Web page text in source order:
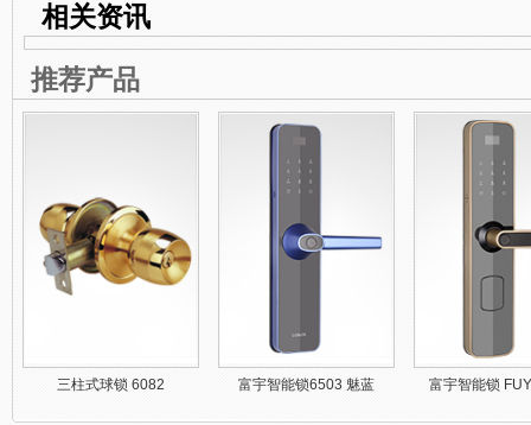
相关资讯
推荐产品
三柱式球锁 6082 富宇智能锁6503 魅蓝 富宇智能锁